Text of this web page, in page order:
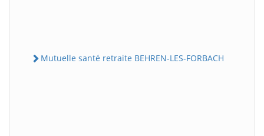
Mutuelle santé retraite BEHREN-LES-FORBACH